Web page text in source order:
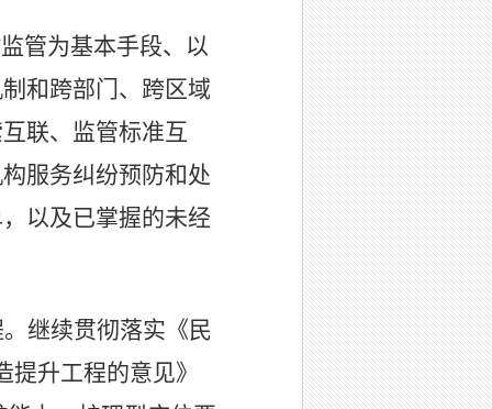
管为基本手段、以
和跨部门、跨区域
联、监管标准互
服务纠纷预防和处
以及已掌握的未经
继续贯彻落实《民
升工程的意见》